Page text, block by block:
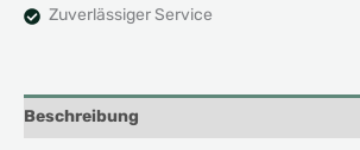
Zuverlässiger Service
Beschreibung